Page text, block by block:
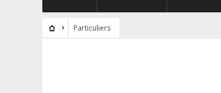
Particuliers